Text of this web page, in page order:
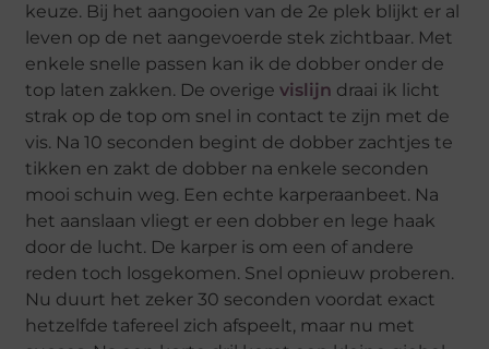
keuze. Bij het aangooien van de 2e plek blijkt er al
leven op de net aangevoerde stek zichtbaar. Met
enkele snelle passen kan ik de dobber onder de
top laten zakken. De overigevislijn draai ik licht
strak op de top om snel in contact te zijn met de
vis. Na 10 seconden begint de dobber zachtjes te
tikken en zakt de dobber na enkele seconden
mooi schuin weg. Een echte karperaanbeet. Na
het aanslaan vliegt er een dobber en lege haak
door de lucht. De karper is om een of andere
reden toch losgekomen. Snel opnieuw proberen.
Nu duurt het zeker 30 seconden voordat exact
hetzelfde tafereel zich afspeelt, maar nu met